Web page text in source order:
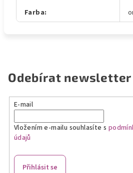
Farba:
Odebírat newsletter
E-mail
Vložením e-mailu souhlasíte s
údajů
Přihlásit se